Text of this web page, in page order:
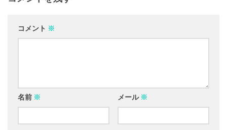
コメント ※
名前 ※ メール ※